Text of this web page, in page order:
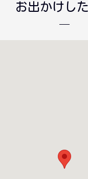
お出かけし